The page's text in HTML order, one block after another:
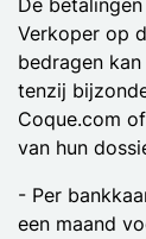
De
Verkoper op
bedragen
tenzij
Coque.com
van hun
- Per
een maand